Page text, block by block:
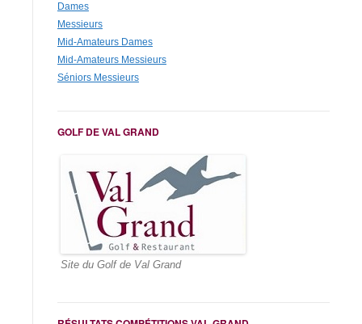
Dames
Messieurs
Mid-Amateurs Dames
Mid-Amateurs Messieurs
Séniors Messieurs
GOLF DE VAL GRAND
Site du Golf de Val Grand